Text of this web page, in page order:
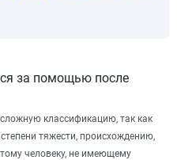
за помощью после
классификацию, так как
тяжести, происхождению,
человеку, не имеющему